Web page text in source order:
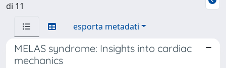
di 11
esporta metadati
MELAS syndrome: Insights into cardiac
mechanics